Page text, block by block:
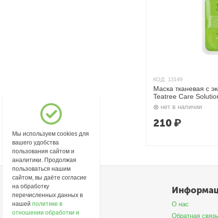
КОД: 13149
Маска тканевая с
Teatree Care
Mediheal
нет в наличии
210 ₽
Моя учетная запись
Войти
Создать учетную запись
О нас
Обратная связь
Мы используем cookies для
вашего удобства
пользования сайтом и
аналитики. Продолжая
пользоваться нашим
сайтом, вы даёте согласие
на обработку
перечисленных данных в
нашейполитике в
отношении обработки и